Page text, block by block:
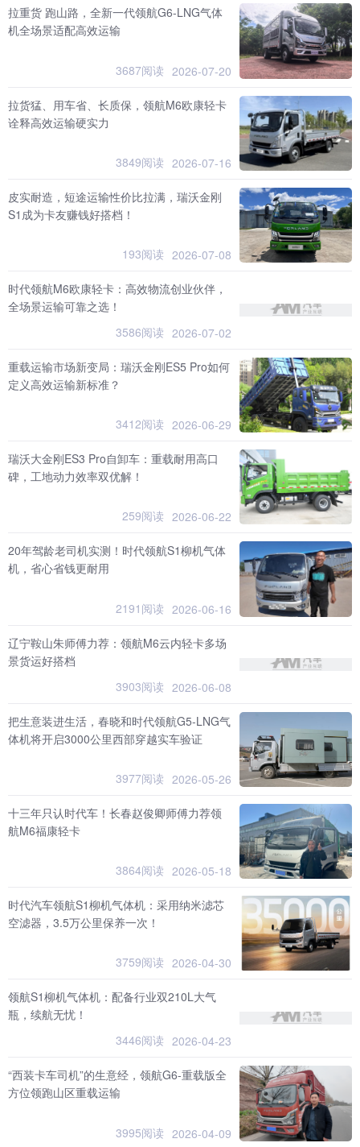
拉重货 跑山路，全新一代领航G6-LNG气体
机全场景适配高效运输
3687阅读 2026-07-20
拉货猛、用车省、长质保，领航M6欧康轻卡
诠释高效运输硬实力
3849阅读 2026-07-16
皮实耐造，短途运输性价比拉满，瑞沃金刚
S1成为卡友赚钱好搭档！
193阅读 2026-07-08
时代领航M6欧康轻卡：高效物流创业伙伴，
全场景运输可靠之选！
3586阅读 2026-07-02
重载运输市场新变局：瑞沃金刚ES5 Pro如何
定义高效运输新标准？
3412阅读 2026-06-29
瑞沃大金刚ES3 Pro自卸车：重载耐用高口
碑，工地动力效率双优解！
259阅读 2026-06-22
20年驾龄老司机实测！时代领航S1柳机气体
机，省心省钱更耐用
2191阅读 2026-06-16
辽宁鞍山朱师傅力荐：领航M6云内轻卡多场
景货运好搭档
3903阅读 2026-06-08
把生意装进生活，春晓和时代领航G5-LNG气
体机将开启3000公里西部穿越实车验证
3977阅读 2026-05-26
十三年只认时代车！长春赵俊卿师傅力荐领
航M6福康轻卡
3864阅读 2026-05-18
时代汽车领航S1柳机气体机：采用纳米滤芯
空滤器，3.5万公里保养一次！
3759阅读 2026-04-30
领航S1柳机气体机：配备行业双210L大气
瓶，续航无忧！
3446阅读 2026-04-23
“西装卡车司机”的生意经，领航G6-重载版全
方位领跑山区重载运输
3995阅读 2026-04-09